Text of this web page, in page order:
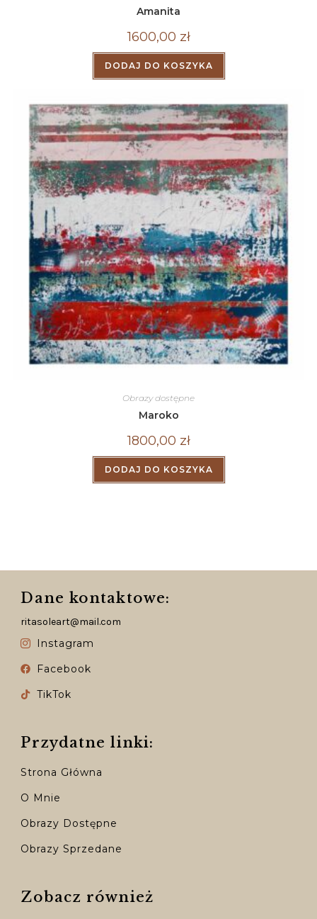
Amanita
1600,00 zł
DODAJ DO KOSZYKA
Obrazy dostępne
Maroko
1800,00 zł
DODAJ DO KOSZYKA
Dane kontaktowe:
ritasoleart@mail.com
Instagram
Facebook
TikTok
Przydatne linki:
Strona Główna
O Mnie
Obrazy Dostępne
Obrazy Sprzedane
Zobacz również